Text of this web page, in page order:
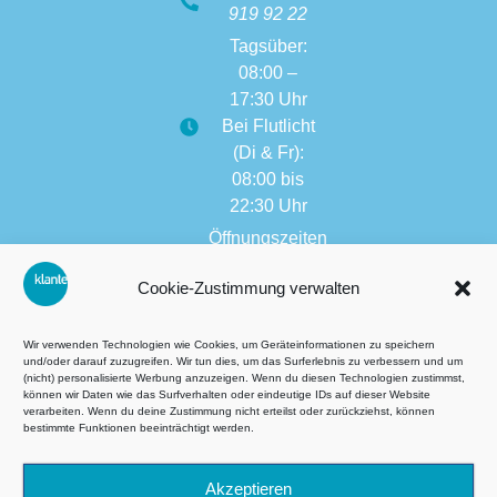
Cookie-Zustimmung verwalten
Wir verwenden Technologien wie Cookies, um Geräteinformationen zu speichern
und/oder darauf zuzugreifen. Wir tun dies, um das Surferlebnis zu verbessern und um
(nicht) personalisierte Werbung anzuzeigen. Wenn du diesen Technologien zustimmst,
können wir Daten wie das Surfverhalten oder eindeutige IDs auf dieser Website
verarbeiten. Wenn du deine Zustimmung nicht erteilst oder zurückziehst, können
bestimmte Funktionen beeinträchtigt werden.
Akzeptieren
919 92 22
Tagsüber:
08:00 –
17:30 Uhr
Bei Flutlicht
(Di & Fr):
08:00 bis
22:30 Uhr
Öffnungszeiten
Filialen:
17:30 Uhr
Terms and Conditions (GTC
Privacy